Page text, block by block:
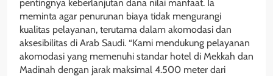
pentingnya keberlanjutan dana nilai manfaat. Ia
meminta agar penurunan biaya tidak mengurangi
kualitas pelayanan, terutama dalam akomodasi dan
aksesibilitas di Arab Saudi. “Kami mendukung pelayanan
akomodasi yang memenuhi standar hotel di Mekkah dan
Madinah dengan jarak maksimal 4.500 meter dari